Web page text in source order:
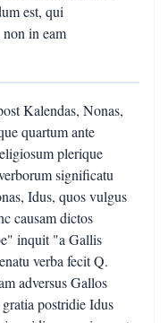
est, qui
in eam
Kalendas, Nonas,
quartum ante
plerique
significatu
Idus, quos vulgus
causam dictos
inquit "a Gallis
verba fecit Q.
adversus Gallos
postridie Idus